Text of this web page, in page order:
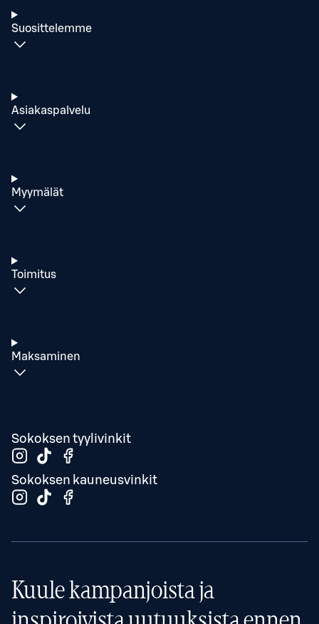
Suosittelemme
Asiakaspalvelu
Myymälät
Toimitus
Maksaminen
Sokoksen tyylivinkit
Sokoksen kauneusvinkit
Kuule kampanjoista ja